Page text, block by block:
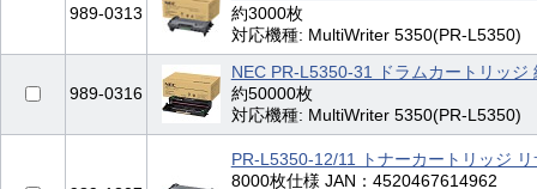
989-0313
約3000枚
対応機種: MultiWriter 5350(PR-L5350)
989-0316
NEC PR-L5350-31 ドラムカートリッジ
約50000枚
対応機種: MultiWriter 5350(PR-L5350)
PR-L5350-12/11 トナーカートリッジ
8000枚仕様 JAN：4520467614962